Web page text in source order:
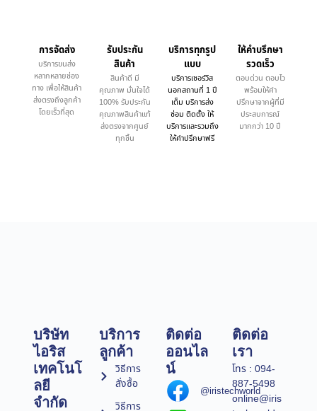
การจัดส่ง
บริการขนส่ง
หลากหลายช่อง
ทาง เพื่อให้สินค้า
ส่งตรงถึงลูกค้า
โดยเร็วที่สุด
รับประกัน
สินค้า
สินค้าดี มี
คุณภาพ มั่นใจได้
100% รับประกัน
คุณภาพสินค้าแท้
ส่งตรงจากศูนย์
ทุกชิ้น
บริการทุกรูป
แบบ
บริการเซอร์วิส
นอกสถานที่ 1 ปี
เต็ม บริการส่ง
ซ่อม ติดตั้ง ให้
บริการและรวมถึง
ให้คำปรึกษาฟรี
ให้คำบรึกษา
รวดเร็ว
ตอบด่วน ตอบไว
พร้อมให้คำ
ปรึกษาจากผู้ที่มี
ประสบการณ์
มากกว่า 10 ปี
บริษัท
ไอริส
เทคโนโ
ลยี
จำกัด
บริการ
ลูกค้า
วิธีการ
สั่งซื้อ
วิธีการ
ติดต่อ
ออนไล
น์
@iristechworld
ติดต่อ
เรา
โทร : 094-
887-5498
online@iris